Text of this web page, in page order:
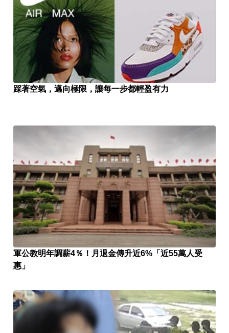
踩著空氣，邁向極限，讓每一步都輕盈有力
軍公教明年調薪4％！月退金傳升近6%「近55萬人受
惠」